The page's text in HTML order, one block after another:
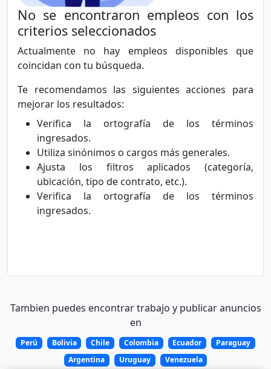
No se encontraron empleos con los
criterios seleccionados
Actualmente no hay empleos disponibles que
coincidan con tu búsqueda.
Te recomendamos las siguientes acciones para
mejorar los resultados:
Verifica la ortografía de los términos
ingresados.
Utiliza sinónimos o cargos más generales.
Ajusta los filtros aplicados (categoría,
ubicación, tipo de contrato, etc.).
Verifica la ortografía de los términos
ingresados.
Tambien puedes encontrar trabajo y publicar anuncios
en
Perú Bolivia Chile Colombia Ecuador
Paraguay
Argentina
Uruguay Venezuela